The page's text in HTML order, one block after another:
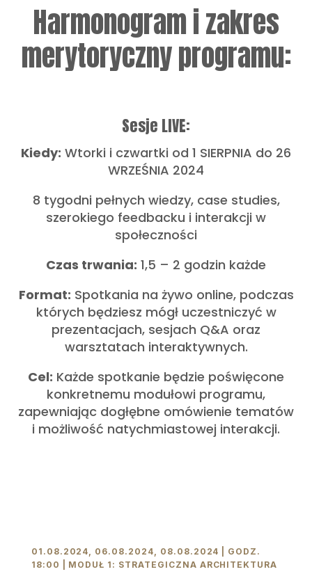
Harmonogram i zakres
merytoryczny programu:
Sesje LIVE:
Kiedy: Wtorki i czwartki od 1 SIERPNIA do 26
WRZEŚNIA 2024
8 tygodni pełnych wiedzy, case studies,
szerokiego feedbacku i interakcji w
społeczności
Czas trwania: 1,5 – 2 godzin każde
Format: Spotkania na żywo online, podczas
których będziesz mógł uczestniczyć w
prezentacjach, sesjach Q&A oraz
warsztatach interaktywnych.
Cel: Każde spotkanie będzie poświęcone
konkretnemu modułowi programu,
zapewniając dogłębne omówienie tematów
i możliwość natychmiastowej interakcji.
01.08.2024, 06.08.2024, 08.08.2024 | GODZ.
18:00 | MODUŁ 1: STRATEGICZNA ARCHITEKTURA